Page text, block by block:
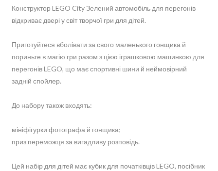
Конструктор LEGO City Зелений автомобіль для перегонів
відкриває двері у світ творчої гри для дітей.
Приготуйтеся вболівати за свого маленького гонщика й
пориньте в магію гри разом з цією іграшковою машинкою для
перегонів LEGO, що має спортивні шини й неймовірний
задній спойлер.
До набору також входять:
мініфігурки фотографа й гонщика;
приз переможця за вигадливу розповідь.
Цей набір для дітей має кубик для початківців LEGO, посібник